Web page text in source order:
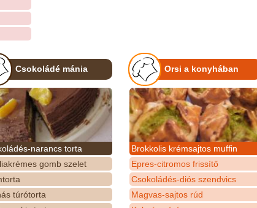
Csokoládé mánia
narancs torta
gomb szelet
túrótorta
Orsi a konyhában
Brokkolis krémsajtos muffin
Epres-citromos frissítő
Csokoládés-diós szendvics
Magvas-sajtos rúd